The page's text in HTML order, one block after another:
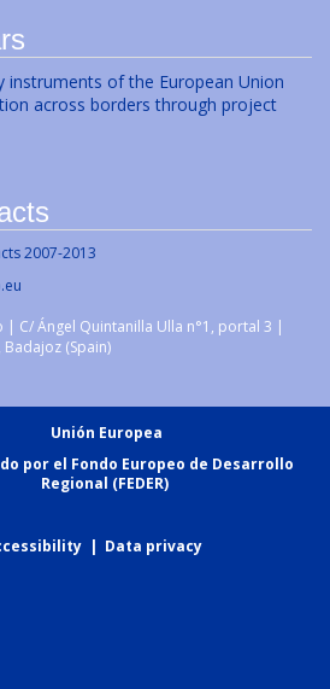
instruments of the European Union
across borders through project
2007-2013
| C/ Ángel Quintanilla Ulla n°1, portal 3 |
(Spain)
Unión Europea
por el Fondo Europeo de Desarrollo
Regional (FEDER)
| Data privacy